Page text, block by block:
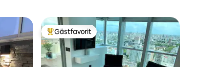
Populär gästfavorit
Gästfavorit